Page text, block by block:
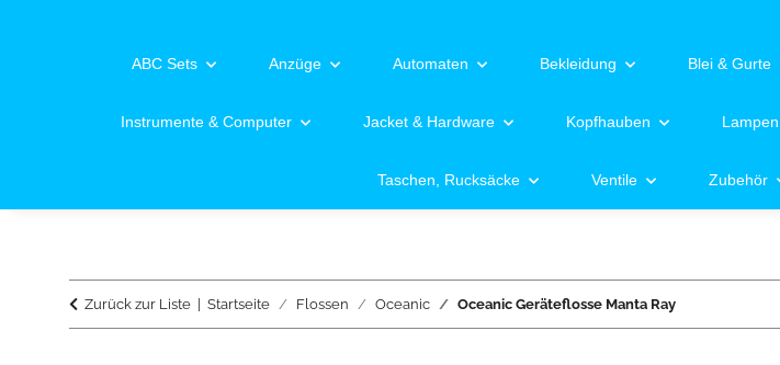
ABC Sets Anzüge Automaten Bekleidung Blei & Gurte
Instrumente & Computer Jacket & Hardware Kopfhauben Lampen
Taschen, Rucksäcke Ventile Zubehör
Zurück zur Liste Startseite Flossen Oceanic Oceanic Geräteflosse Manta Ray